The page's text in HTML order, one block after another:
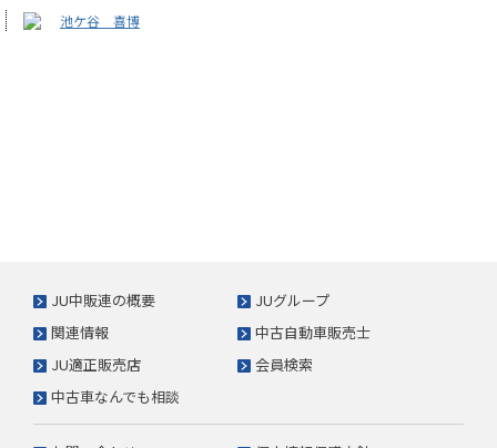
池ケ谷 喜博
JU中販連の概要
JUグループ
関連情報
中古自動車販売士
JU適正販売店
会員検索
中古車なんでも相談